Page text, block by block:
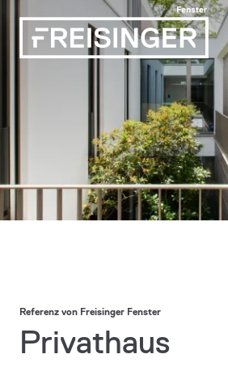
Privathaus
Referenz von Freisinger Fenster